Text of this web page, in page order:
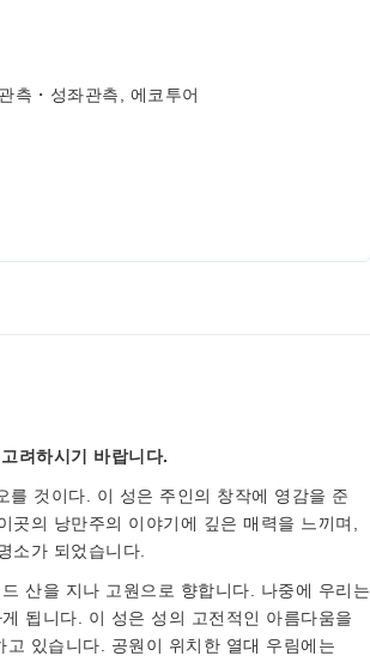
측・성좌관측, 에코투어
려하시기 바랍니다.
것이다. 이 성은 주인의 창작에 영감을 준
의 낭만주의 이야기에 깊은 매력을 느끼며,
소가 되었습니다.
산을 지나 고원으로 향합니다. 나중에 우리는
됩니다. 이 성은 성의 고전적인 아름다움을
있습니다. 공원이 위치한 열대 우림에는